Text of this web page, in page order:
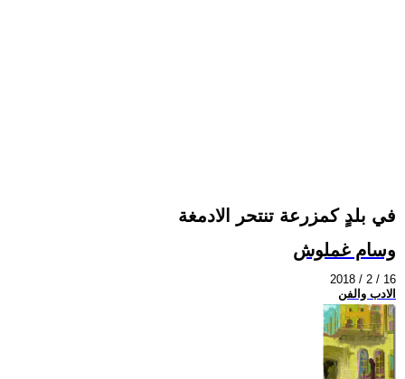
في بلدٍ كمزرعة تنتحر الادمغة
وسام غملوش
2018 / 2 / 16
الادب والفن